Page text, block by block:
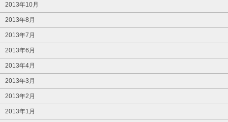
2013年10月
2013年8月
2013年7月
2013年6月
2013年4月
2013年3月
2013年2月
2013年1月